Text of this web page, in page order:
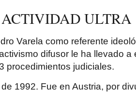
ULTRA
Varela como referente
difusor le ha llevado a
procedimientos judiciales.
1992. Fue en Austria, por